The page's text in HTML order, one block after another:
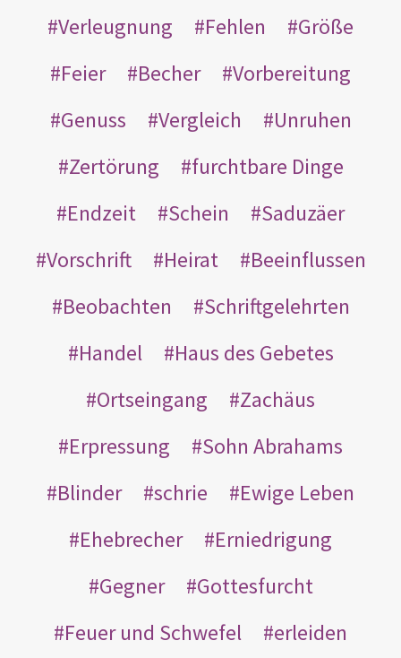
Verleugnung Fehlen
Größe
Feier
Becher
Vorbereitung
Genuss
Vergleich
Unruhen
Zertörung
furchtbare Dinge
Endzeit
Schein
Saduzäer
Vorschrift
Heirat
Beeinflussen
Beobachten
Schriftgelehrten
Handel
Haus des Gebetes
Ortseingang
Zachäus
Erpressung
Sohn Abrahams
Blinder
schrie
Ewige Leben
Ehebrecher
Erniedrigung
Gegner
Gottesfurcht
Feuer und Schwefel
erleiden